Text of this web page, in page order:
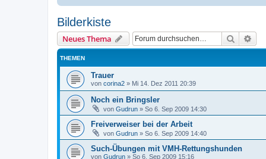
Bilderkiste
Neues Thema Suche
THEMEN
Trauer
von corina2 » Mi 14. Dez 2011 20:39
Noch ein Bringsler
von Gudrun » So 6. Sep 2009 14:30
Freiverweiser bei der Arbeit
von Gudrun » So 6. Sep 2009 14:40
Such-Übungen mit VMH-Rettungshunden
von Gudrun » So 6. Sep 2009 15:16